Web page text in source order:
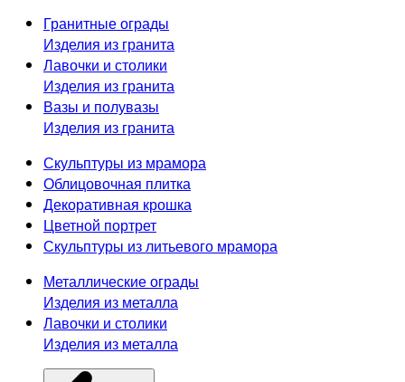
Гранитные ограды
Изделия из гранита
Лавочки и столики
Изделия из гранита
Вазы и полувазы
Изделия из гранита
Скульптуры из мрамора
Облицовочная плитка
Декоративная крошка
Цветной портрет
Скульптуры из литьевого мрамора
Металлические ограды
Изделия из металла
Лавочки и столики
Изделия из металла